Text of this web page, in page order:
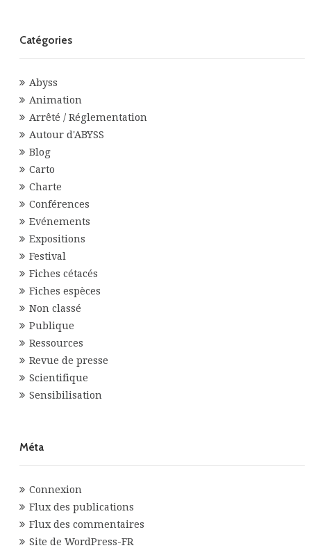
Catégories
Abyss
Animation
Arrêté / Réglementation
Autour d'ABYSS
Blog
Carto
Charte
Conférences
Evénements
Expositions
Festival
Fiches cétacés
Fiches espèces
Non classé
Publique
Ressources
Revue de presse
Scientifique
Sensibilisation
Méta
Connexion
Flux des publications
Flux des commentaires
Site de WordPress-FR